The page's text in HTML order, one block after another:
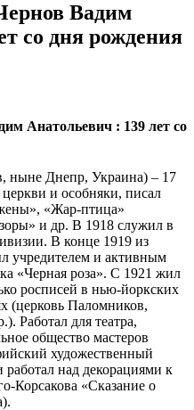
Вадим
со дня рождения
Анатольевич : 139 лет со
ныне Днепр, Украина) – 17
и особняки, писал
«Жар-птица»
и др. В 1918 служил в
В конце 1919 из
учредителем и активным
«Черная роза». С 1921 жил
росписей в нью-йоркских
(церковь Паломников,
Работал для театра,
общество мастеров
художественный
над декорациями к
Корсакова «Сказание о